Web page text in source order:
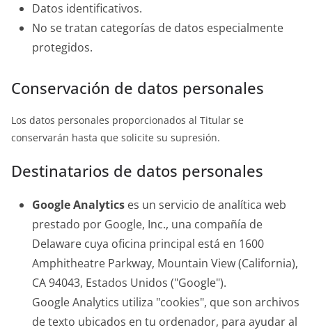
Datos identificativos.
No se tratan categorías de datos especialmente
protegidos.
Conservación de datos personales
Los datos personales proporcionados al Titular se
conservarán hasta que solicite su supresión.
Destinatarios de datos personales
Google Analytics es un servicio de analítica web
prestado por Google, Inc., una compañía de
Delaware cuya oficina principal está en 1600
Amphitheatre Parkway, Mountain View (California),
CA 94043, Estados Unidos ("Google").
Google Analytics utiliza "cookies", que son archivos
de texto ubicados en tu ordenador, para ayudar al